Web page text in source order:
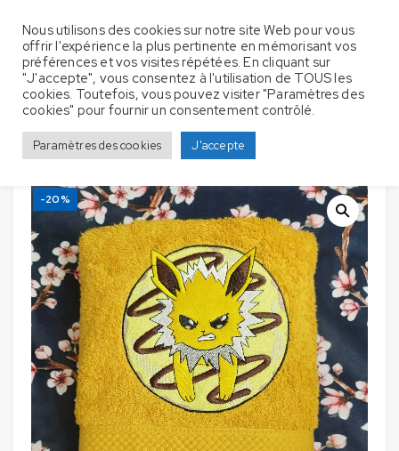
Accueil Déstockage
Serviettes de bain avec broderie –
Déstockage 45
-20%
Nous utilisons des cookies sur notre site Web pour vous
offrir l'expérience la plus pertinente en mémorisant vos
préférences et vos visites répétées. En cliquant sur
"J'accepte", vous consentez à l'utilisation de TOUS les
cookies. Toutefois, vous pouvez visiter "Paramètres des
cookies" pour fournir un consentement contrôlé.
Paramètres des cookies J'accepte